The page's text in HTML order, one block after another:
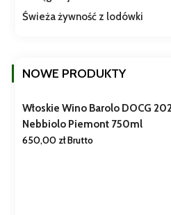
Świeża żywność z lodówki
NOWE PRODUKTY
Włoskie Wino Barolo DOCG
Nebbiolo Piemont 750ml
650,00 złBrutto